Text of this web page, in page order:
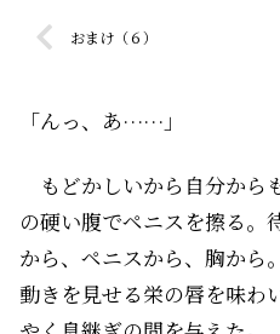
おまけ（６）
「んっ、あ……」
もどかしいから自分から
の硬い腹でペニスを擦る。
から、ペニスから、胸から
動きを見せる栄の唇を味わ